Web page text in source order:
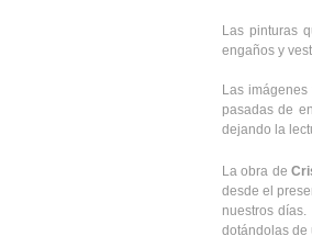
Las pinturas
engaños y
Las
pasadas de
dejando la
La obra de
desde el
nuestros
dotándolas de